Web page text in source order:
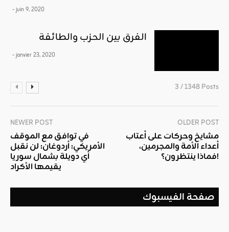
- juin 9, 2020
الفرق بين الحزب والطائفة
- janvier 23, 2020
3 / 1348 Posts
NEWER POST
في توافق مع الموقف
الأمريكي: أردوغان: لن نقبل
أي دويلة بشمال سوريا
يقيمها الأكراد
OLDER POST
مشايخ وحركات على أعتاب
أعداء الأمة والمجرمين،
فماذا ينتظرون؟!
صفحة الفيسبوك